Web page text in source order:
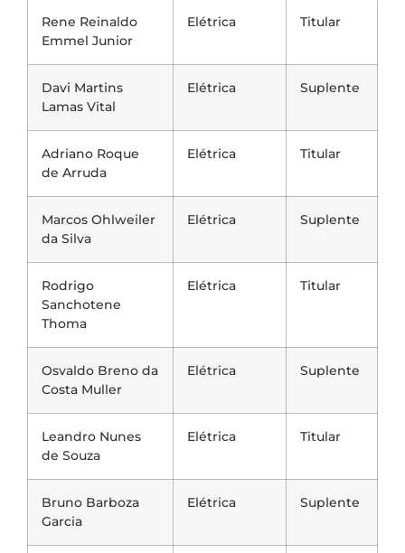
Rene Reinaldo
Emmel Junior
Elétrica Titular
Davi Martins
Lamas Vital
Elétrica Suplente
Adriano Roque
de Arruda
Elétrica Titular
Marcos Ohlweiler
da Silva
Elétrica Suplente
Rodrigo
Sanchotene
Thoma
Elétrica Titular
Osvaldo Breno da
Costa Muller
Elétrica Suplente
Leandro Nunes
de Souza
Elétrica Titular
Bruno Barboza
Garcia
Elétrica Suplente